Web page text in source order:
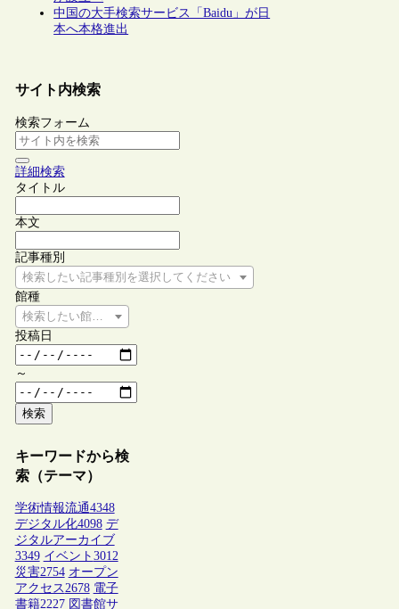
中国の大手検索サービス「Baidu」が日
本へ本格進出
サイト内検索
検索フォーム
詳細検索
タイトル
本文
記事種別
検索したい記事種別を選択してください
館種
検索したい館種を選択してください
投稿日
～
検索
キーワードから検
索（テーマ）
学術情報流通4348
デジタル化4098 デ
ジタルアーカイブ
3349 イベント 3012
災害2754 オープン
アクセス2678 電子
書籍2227 図書館サ